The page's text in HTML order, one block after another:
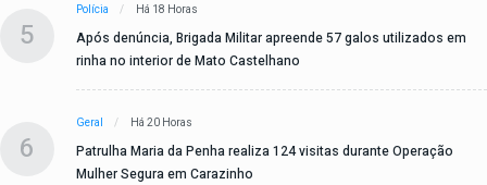
5
Polícia Há 18 Horas
Após denúncia, Brigada Militar apreende 57 galos utilizados em
rinha no interior de Mato Castelhano
6
Geral Há 20 Horas
Patrulha Maria da Penha realiza 124 visitas durante Operação
Mulher Segura em Carazinho